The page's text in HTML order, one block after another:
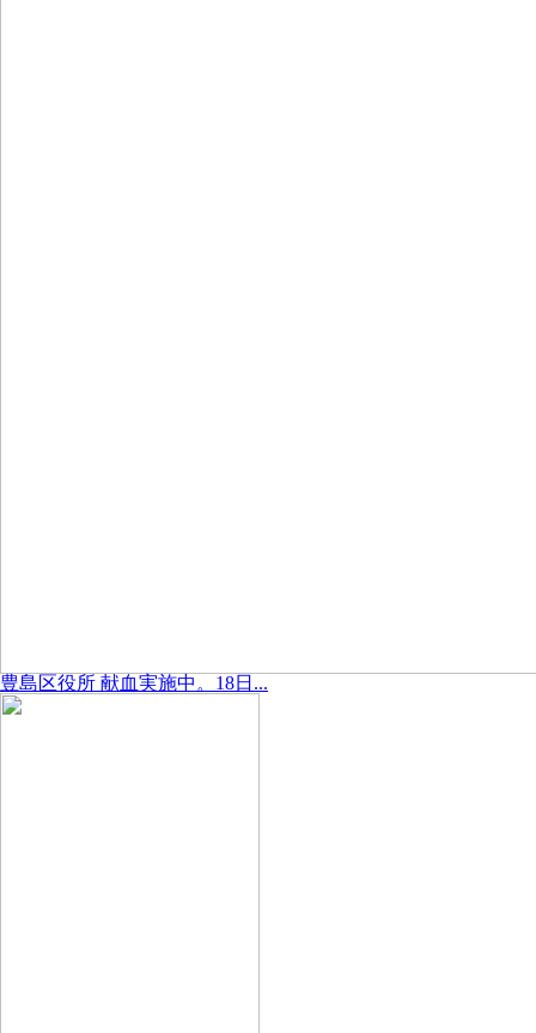
豊島区役所 献血実施中。18日...